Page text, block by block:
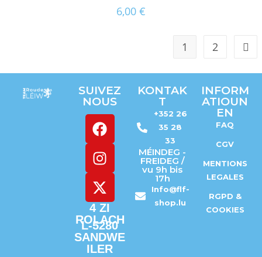
6,00 €
1 2
SUIVEZ
NOUS
4 ZI
ROLACH
L-5280
SANDWE
ILER
KONTAK
T
+352 26
35 28
33
MÉINDEG -
FREIDEG /
vu 9h bis
17h
Info@flf-
shop.lu
INFORM
ATIOUN
EN
FAQ
CGV
MENTIONS
LEGALES
RGPD &
COOKIES